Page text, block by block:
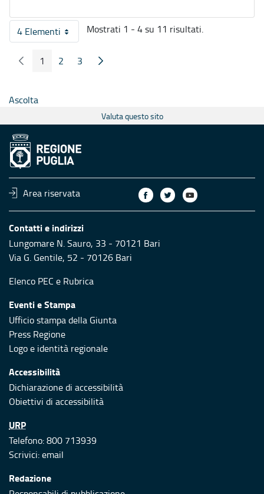
4 ElementiPer pagina
Mostrati 1 - 4 su 11 risultati.
Pagina Precedente
Pagina
1 Pagina
2 Pagina
3 Pagina Seguente
Ascolta
Valuta questo sito
Area riservata
Contatti e indirizzi
Lungomare N. Sauro, 33 - 70121 Bari
Via G. Gentile, 52 - 70126 Bari
Elenco PEC e Rubrica
Eventi e Stampa
Ufficio stampa della Giunta
Press Regione
Logo e identità regionale
Accessibilità
Dichiarazione di accessibilità
Obiettivi di accessibilità
URP
Telefono: 800 713939
Scrivici:email
Redazione